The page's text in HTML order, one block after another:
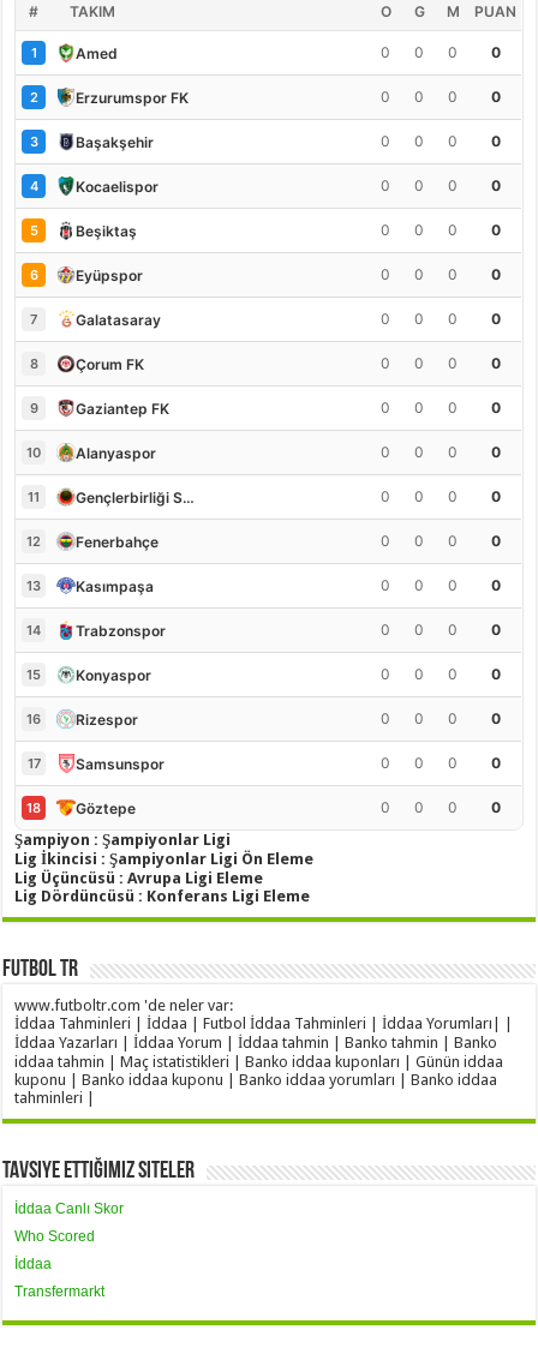
# TAKIM O G M PUAN
1 Amed 0 0 0 0
2 Erzurumspor FK 0 0 0 0
3 Başakşehir 0 0 0 0
4 Kocaelispor 0 0 0 0
5 Beşiktaş 0 0 0 0
6 Eyüpspor 0 0 0 0
7 Galatasaray 0 0 0 0
8 Çorum FK 0 0 0 0
9 Gaziantep FK 0 0 0 0
10 Alanyaspor 0 0 0 0
11 Gençlerbirliği S.K. 0 0 0 0
12 Fenerbahçe 0 0 0 0
13 Kasımpaşa 0 0 0 0
14 Trabzonspor 0 0 0 0
15 Konyaspor 0 0 0 0
16 Rizespor 0 0 0 0
17 Samsunspor 0 0 0 0
18 Göztepe 0 0 0
0
Şampiyon : Şampiyonlar Ligi
Lig İkincisi : Şampiyonlar Ligi Ön Eleme
Lig Üçüncüsü : Avrupa Ligi Eleme
Lig Dördüncüsü : Konferans Ligi Eleme
Futbol TR
www.futboltr.com 'de neler var:
İddaa Tahminleri | İddaa | Futbol İddaa Tahminleri | İddaa Yorumları| |
İddaa Yazarları | İddaa Yorum | İddaa tahmin | Banko tahmin | Banko
iddaa tahmin | Maç istatistikleri | Banko iddaa kuponları | Günün iddaa
kuponu | Banko iddaa kuponu | Banko iddaa yorumları | Banko iddaa
tahminleri |
Tavsiye Ettiğimiz Siteler
İddaa Canlı Skor
Who Scored
İddaa
Transfermarkt